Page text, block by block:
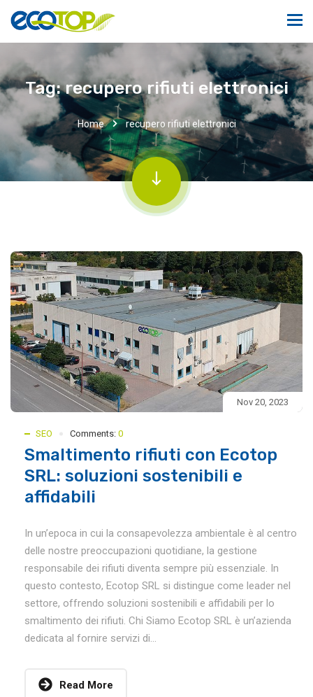
Tag:recupero rifiuti elettronici
Home recupero rifiuti elettronici
Nov 20, 2023
SEO Comments: 0
Smaltimento rifiuti con Ecotop
SRL: soluzioni sostenibili e
affidabili
In un’epoca in cui la consapevolezza ambientale è al centro
delle nostre preoccupazioni quotidiane, la gestione
responsabile dei rifiuti diventa sempre più essenziale. In
questo contesto, Ecotop SRL si distingue come leader nel
settore, offrendo soluzioni sostenibili e affidabili per lo
smaltimento dei rifiuti. Chi Siamo Ecotop SRL è un’azienda
dedicata al fornire servizi di...
Read More